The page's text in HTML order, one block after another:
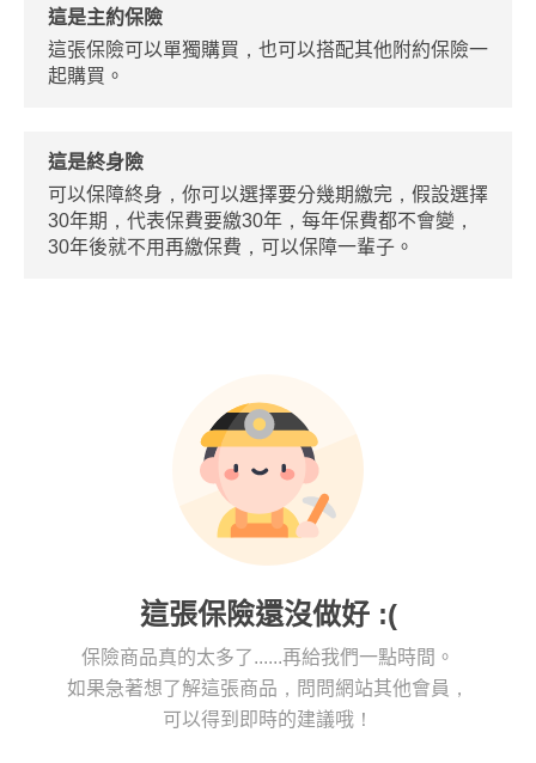
這是主約保險
這張保險可以單獨購買，也可以搭配其他附約保險一
起購買。
這是終身險
可以保障終身，你可以選擇要分幾期繳完，假設選擇
30年期，代表保費要繳30年，每年保費都不會變，
30年後就不用再繳保費，可以保障一輩子。
這張保險還沒做好 :(
保險商品真的太多了......再給我們一點時間。
如果急著想了解這張商品，問問網站其他會員，
可以得到即時的建議哦！